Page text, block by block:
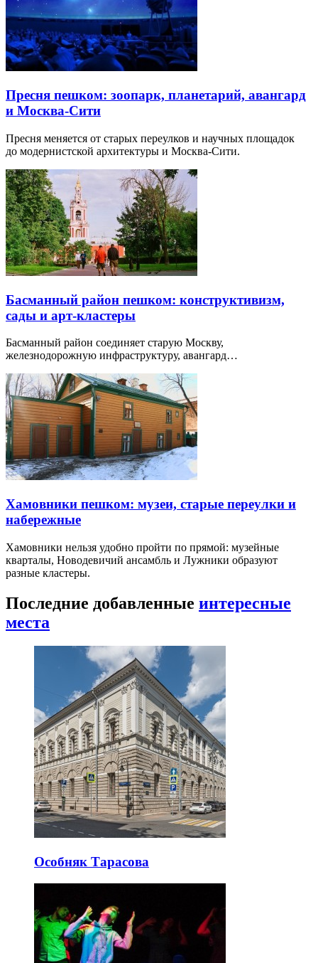
Пресня пешком: зоопарк, планетарий, авангард
и Москва-Сити
Пресня меняется от старых переулков и научных площадок
до модернистской архитектуры и Москва-Сити.
Басманный район пешком: конструктивизм,
сады и арт-кластеры
Басманный район соединяет старую Москву,
железнодорожную инфраструктуру, авангард…
Хамовники пешком: музеи, старые переулки и
набережные
Хамовники нельзя удобно пройти по прямой: музейные
кварталы, Новодевичий ансамбль и Лужники образуют
разные кластеры.
Последние добавленные интересные
места
Особняк Тарасова